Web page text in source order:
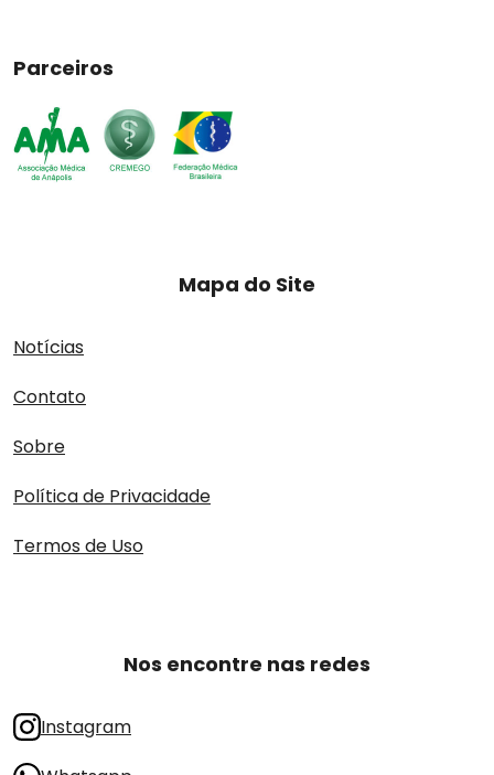
Parceiros
Mapa do Site
Notícias
Contato
Sobre
Política de Privacidade
Termos de Uso
Nos encontre nas redes
Instagram